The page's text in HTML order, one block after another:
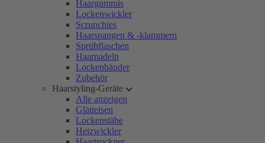
Haargummis
Lockenwickler
Scrunchies
Haarspangen & -klammern
Sprühflaschen
Haarnadeln
Lockenbänder
Zubehör
Haarstyling-Geräte
Alle anzeigen
Glätteisen
Lockenstäbe
Heizwickler